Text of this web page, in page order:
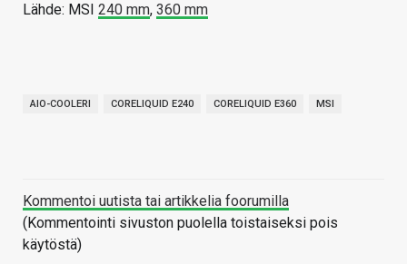
Lähde: MSI 240 mm, 360 mm
AIO-COOLERI CORELIQUID E240 CORELIQUID E360 MSI
Kommentoi uutista tai artikkelia foorumilla
(Kommentointi sivuston puolella toistaiseksi pois
käytöstä)